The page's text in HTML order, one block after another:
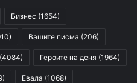
Бизнес (1654)
Вашите писма (206)
(4084) Героите на деня (1964)
Евала (1068)